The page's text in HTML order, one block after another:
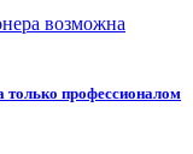
только профессионалом